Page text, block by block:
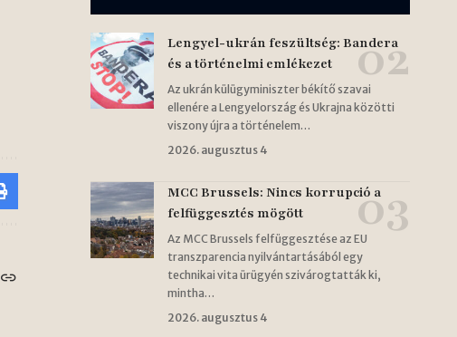
Lengyel-ukrán feszültség: Bandera
és a történelmi emlékezet
Az ukrán külügyminiszter békítő szavai
ellenére a Lengyelország és Ukrajna közötti
viszony újra a történelem…
2026. augusztus 4
MCC Brussels: Nincs korrupció a
felfüggesztés mögött
Az MCC Brussels felfüggesztése az EU
transzparencia nyilvántartásából egy
technikai vita ürügyén szivárogtatták ki,
mintha…
2026. augusztus 4